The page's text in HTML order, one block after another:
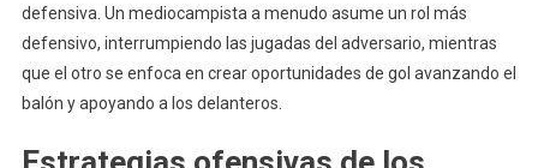
defensiva. Un mediocampista a menudo asume un rol más
defensivo, interrumpiendo las jugadas del adversario, mientras
que el otro se enfoca en crear oportunidades de gol avanzando el
balón y apoyando a los delanteros.